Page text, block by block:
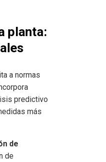
planta:
a normas
predictivo
más
de
de